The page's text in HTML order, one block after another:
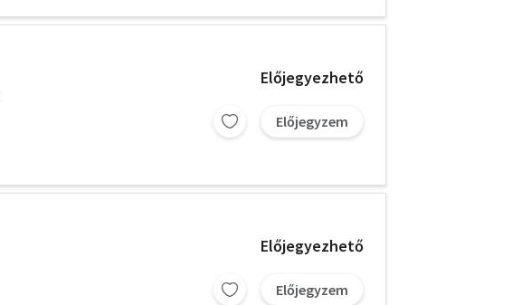
Előjegyezhető
Előjegyzem
Előjegyezhető
Előjegyzem